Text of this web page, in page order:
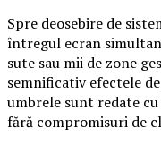
Spre deosebire de
întregul ecran
sute sau mii de zone
semnificativ efectele
umbrele sunt redate
fără compromisuri de